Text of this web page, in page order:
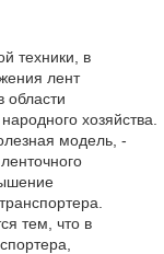
техники, в
лент
области
хозяйства.
модель, -
тем, что в